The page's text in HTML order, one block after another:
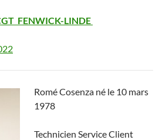
FENWICK-LINDE
Romé Cosenza né le 10 mars
1978
Technicien Service Client